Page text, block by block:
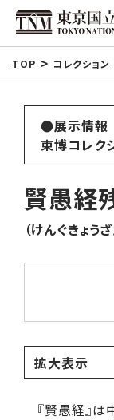
TOP コレクション
●展示情報
東博コレク
賢愚経
（けんぐきょう
拡大表示
『賢愚経』は